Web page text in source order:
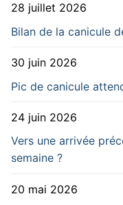
28 juillet 2026
Bilan de la canicule
30 juin 2026
Pic de canicule
24 juin 2026
Vers une arrivée
semaine ?
20 mai 2026